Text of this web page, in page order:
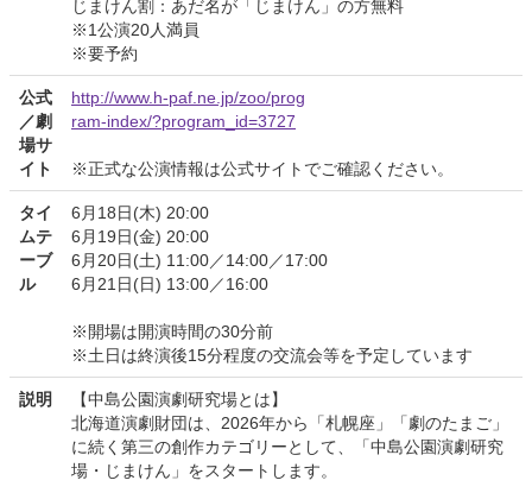
じまけん割：あだ名が「じまけん」の方無料
※1公演20人満員
※要予約
公式
／劇
場サ
イト
http://www.h-paf.ne.jp/zoo/prog
ram-index/?program_id=3727
※正式な公演情報は公式サイトでご確認ください。
タイ
ムテ
ーブ
ル
6月18日(木) 20:00
6月19日(金) 20:00
6月20日(土) 11:00／14:00／17:00
6月21日(日) 13:00／16:00
※開場は開演時間の30分前
※土日は終演後15分程度の交流会等を予定しています
説明
【中島公園演劇研究場とは】
北海道演劇財団は、2026年から「札幌座」「劇のたまご」
に続く第三の創作カテゴリーとして、「中島公園演劇研究
場・じまけん」をスタートします。